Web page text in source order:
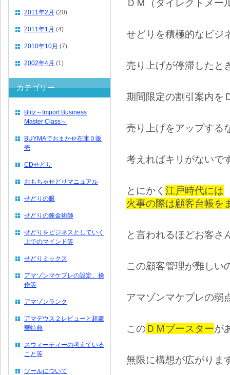
ＤＭ（ダイレクトメー
せどりを積極的なビジ
売り上げが停滞したと
期間限定の割引案内を
売り上げをアップする
考えればキリがないで
とにかく 江戸時代には
火事の際は顧客台帳を
と言われるほどお客さ
この顧客管理が難しい
アマゾンマケプレの弱
この ＤＭブースターが
無限に構想が広がりま
2011年2月 (20)
2011年1月 (4)
2010年10月 (7)
2002年4月 (1)
カテゴリー
Blitz～Import Business
Master Class～
BUYMAでおまかせ在庫０販
売
CDせどり
おもちゃせどりマニュアル
せどりの眼
せどりの錬金術師
せどりをビジネスとしていく
上でのマインド等
せどりミックス
アマゾンマケプレの設定、操
作等
アマゾンランク
アマデウス２レビューと超豪
華特典
スウィーティーの考えている
こと等
ツールについて